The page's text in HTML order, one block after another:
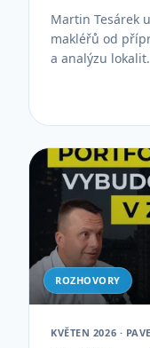
Martin Tesárek
makléřů od
a analýzu lokalit.
ROZHOVORY
KVĚTEN 2026 ·